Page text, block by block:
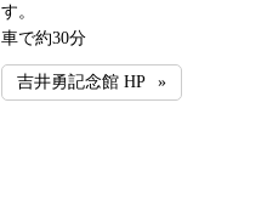
す。
車で約30分
吉井勇記念館 HP